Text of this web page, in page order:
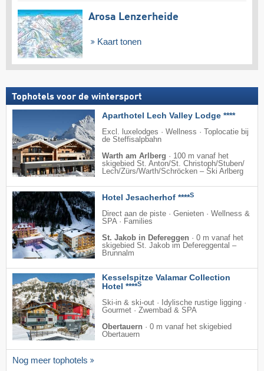
Arosa Lenzerheide
Kaart tonen
Tophotels voor de wintersport
Aparthotel Lech Valley Lodge ****
Excl. luxelodges · Wellness · Toplocatie bij
de Steffisalpbahn
Warth am Arlberg · 100 m vanaf het
skigebied St. Anton/​St. Christoph/​Stuben/​
Lech/​Zürs/​Warth/​Schröcken – Ski Arlberg
Hotel Jesacherhof ****S
Direct aan de piste · Genieten · Wellness &
SPA · Families
St. Jakob in Defereggen · 0 m vanaf het
skigebied St. Jakob im Defereggental –
Brunnalm
Kesselspitze Valamar Collection
Hotel ****S
Ski-in & ski-out · Idylische rustige ligging ·
Gourmet · Zwembad & SPA
Obertauern · 0 m vanaf het skigebied
Obertauern
Nog meer tophotels